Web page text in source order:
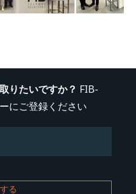
りたいですか？ FIB-
にご登録ください